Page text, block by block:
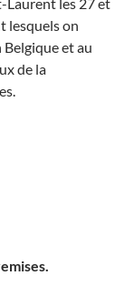
Laurent les 27 et
lesquels on
et au
de la